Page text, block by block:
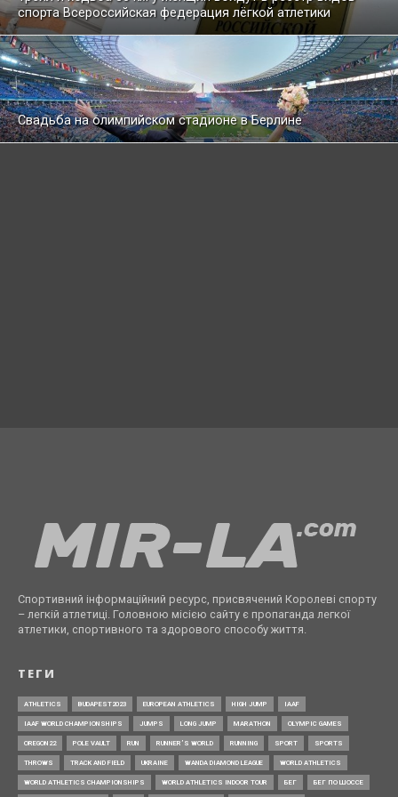
спорта Все­рос­сийс­кая федерация лёгкой атлетики
Свадьба на олимпийском стадионе в Берлине
Спортивний інформаційний ресурс, присвячений Королеві спорту
– легкій атлетиці. Головною місією сайту є пропаганда легкої
атлетики, спортивного та здорового способу життя.
ТЕГИ
ATHLETICS BUDAPEST2023 EUROPEAN ATHLETICS HIGH JUMP IAAF
IAAF WORLD CHAMPIONSHIPS JUMPS LONG JUMP MARATHON OLYMPIC GAMES
OREGON22 POLE VAULT RUN RUNNER’S WORLD RUNNING SPORT SPORTS
THROWS TRACK AND FIELD UKRAINE WANDA DIAMOND LEAGUE WORLD ATHLETICS
WORLD ATHLETICS CHAMPIONSHIPS WORLD ATHLETICS INDOOR TOUR БЕГ БЕГ ПО ШОССЕ